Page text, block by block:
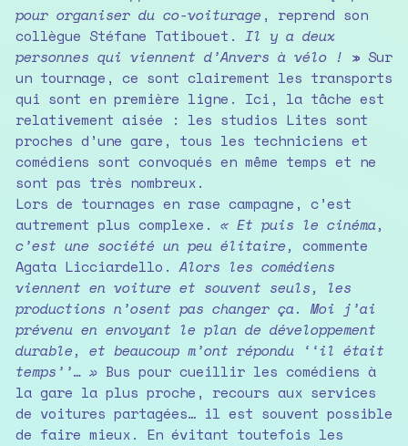
pour organiser du co-voiturage , reprend son
collègue Stéfane Tatibouet. Il y a deux
personnes qui viennent d’Anvers à vélo ! » Sur
un tournage, ce sont clairement les transports
qui sont en première ligne. Ici, la tâche est
relativement aisée : les studios Lites sont
proches d’une gare, tous les techniciens et
comédiens sont convoqués en même temps et ne
sont pas très nombreux.
Lors de tournages en rase campagne, c’est
autrement plus complexe. « Et puis le cinéma,
c’est une société un peu élitaire, commente
Agata Licciardello. Alors les comédiens
viennent en voiture et souvent seuls, les
productions n’osent pas changer ça. Moi j’ai
prévenu en envoyant le plan de développement
durable, et beaucoup m’ont répondu ‘‘il était
temps’’… »Bus pour cueillir les comédiens à
la gare la plus proche, recours aux services
de voitures partagées… il est souvent possible
de faire mieux. En évitant toutefois les